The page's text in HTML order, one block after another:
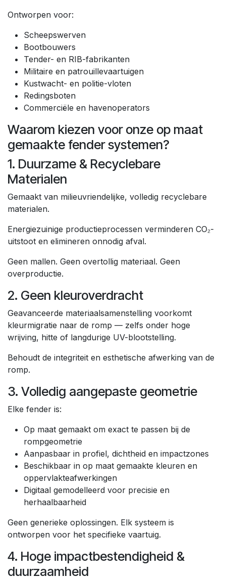
Ontworpen voor:
Scheepswerven
Bootbouwers
Tender- en RIB-fabrikanten
Militaire en patrouillevaartuigen
Kustwacht- en politie-vloten
Redingsboten
Commerciële en havenoperators
Waarom kiezen voor onze op maat
gemaakte fender systemen?
1. Duurzame & Recyclebare
Materialen
Gemaakt van milieuvriendelijke, volledig recyclebare
materialen.
Energiezuinige productieprocessen verminderen CO₂-
uitstoot en elimineren onnodig afval.
Geen mallen. Geen overtollig materiaal. Geen
overproductie.
2. Geen kleuroverdracht
Geavanceerde materiaalsamenstelling voorkomt
kleurmigratie naar de romp — zelfs onder hoge
wrijving, hitte of langdurige UV-blootstelling.
Behoudt de integriteit en esthetische afwerking van de
romp.
3. Volledig aangepaste geometrie
Elke fender is:
Op maat gemaakt om exact te passen bij de
rompgeometrie
Aanpasbaar in profiel, dichtheid en impactzones
Beschikbaar in op maat gemaakte kleuren en
oppervlakteafwerkingen
Digitaal gemodelleerd voor precisie en
herhaalbaarheid
Geen generieke oplossingen. Elk systeem is
ontworpen voor het specifieke vaartuig.
4. Hoge impactbestendigheid &
duurzaamheid